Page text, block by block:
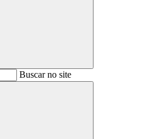
BuscarBuscar no site